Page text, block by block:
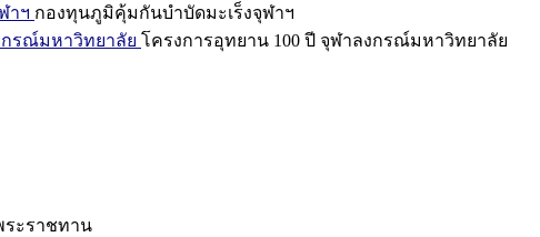
าฯ กองทุนภูมิคุ้มกันบำบัดมะเร็งจุฬาฯ
กรณ์มหาวิทยาลัย โครงการอุทยาน 100 ปี จุฬาลงกรณ์มหาวิทยาลัย
ระราชทาน